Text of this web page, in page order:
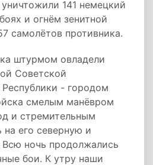
141 немецкий
и огнём зенитной
самолётов противника.
штурмом овладели
Советской
- городом
смелым манёвром
и стремительным
его северную и
ночь продолжались
бои. К утру наши